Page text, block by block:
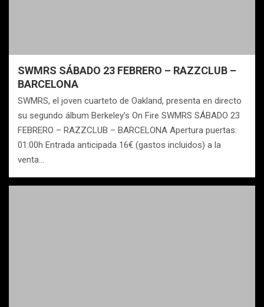
SWMRS SÁBADO 23 FEBRERO – RAZZCLUB –
BARCELONA
SWMRS, el joven cuarteto de Oakland, presenta en directo
su segundo álbum Berkeley’s On Fire SWMRS SÁBADO 23
FEBRERO – RAZZCLUB – BARCELONA Apertura puertas:
01:00h Entrada anticipada 16€ (gastos incluidos) a la
venta…